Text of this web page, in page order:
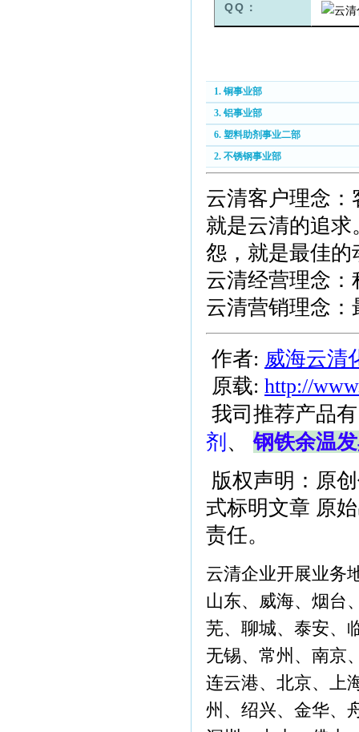
QQ：
1. 铜事业部
3. 铝事业部
6. 塑料助剂事业二部
2. 不锈钢事业部
云清客户理念
就是云清的追
怨，就是最佳的
云清经营理念
云清营销理念
作者: 威海云清
原载: http://
我司推荐产品
剂 、钢铁余温
版权声明：原
式标明文章 原
责任。
云清企业开展业务
山东、威海、烟台
芜、聊城、泰安、
无锡、常州、南京
连云港、北京、上
州、绍兴、金华、